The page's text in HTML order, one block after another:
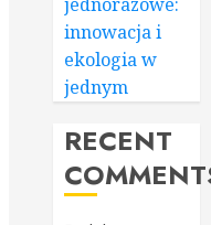
innowacja i
ekologia w
jednym
RECENT